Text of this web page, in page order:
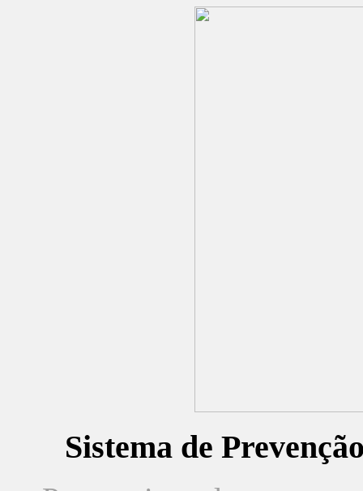
Sistema de